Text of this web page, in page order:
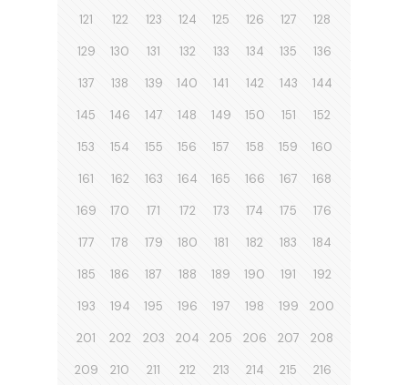
121 122 123 124 125 126 127 128
129 130 131 132 133 134 135 136
137 138 139 140 141 142 143 144
145 146 147 148 149 150 151 152
153 154 155 156 157 158 159 160
161 162 163 164 165 166 167 168
169 170 171 172 173 174 175 176
177 178 179 180 181 182 183 184
185 186 187 188 189 190 191 192
193 194 195 196 197 198 199 200
201 202 203 204 205 206 207 208
209 210 211 212 213 214 215 216